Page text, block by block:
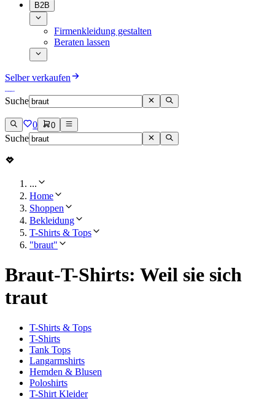
B2B
Firmenkleidung gestalten
Beraten lassen
Selber verkaufen
Suche
0 0
Suche
...
Home
Shoppen
Bekleidung
T-Shirts & Tops
"braut"
Braut-T-Shirts: Weil sie sich
traut
T-Shirts & Tops
T-Shirts
Tank Tops
Langarmshirts
Hemden & Blusen
Poloshirts
T-Shirt Kleider